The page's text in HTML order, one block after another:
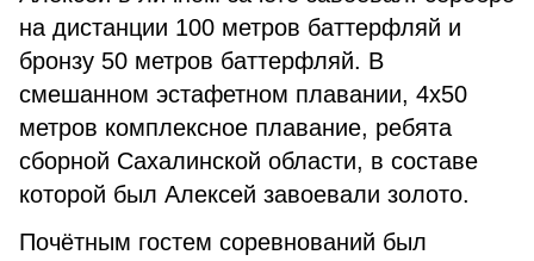
на дистанции 100 метров баттерфляй и
бронзу 50 метров баттерфляй. В
смешанном эстафетном плавании, 4x50
метров комплексное плавание, ребята
сборной Сахалинской области, в составе
которой был Алексей завоевали золото.
Почётным гостем соревнований был